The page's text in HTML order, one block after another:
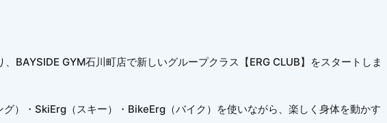
BAYSIDE GYM石川町店で新しいグループクラス【ERG CLUB】をスタートしま
グ）・SkiErg（スキー）・BikeErg（バイク）を使いながら、楽しく身体を動かす